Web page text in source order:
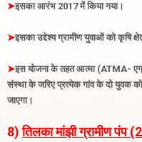
➤इसका आरंभ 2017 में किया गया।
➤इसका उद्देश्य ग्रामीण युवाओं को कृषि
➤इस योजना के तहत आत्मा (ATMA-
संस्था के जरिए प्रत्येक गांव के दो युवक को
जाएगा।
8)तिलका मांझी ग्रामीण पंप